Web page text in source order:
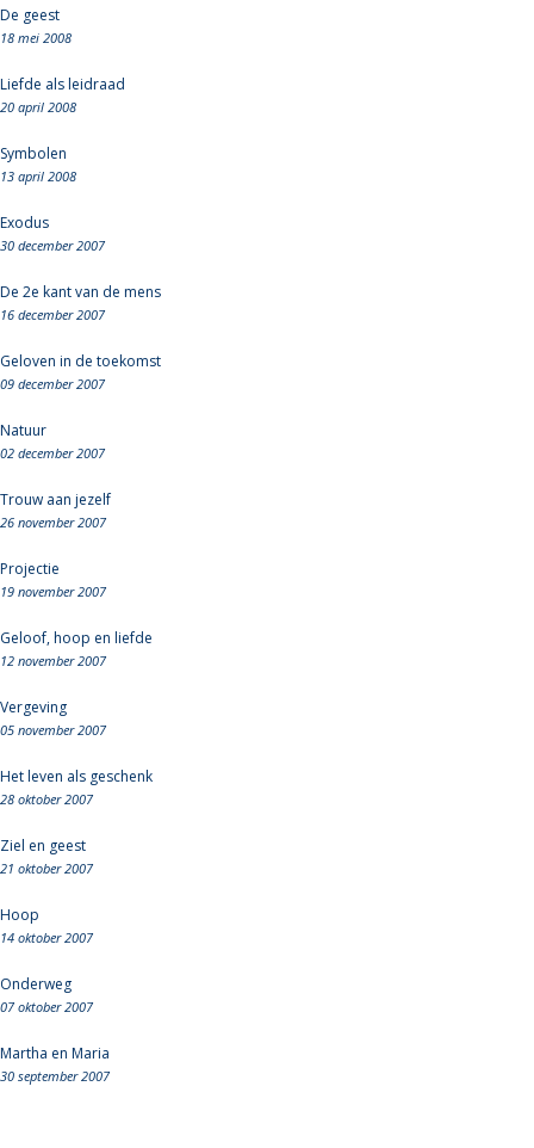
De geest
18 mei 2008
Liefde als leidraad
20 april 2008
Symbolen
13 april 2008
Exodus
30 december 2007
De 2e kant van de mens
16 december 2007
Geloven in de toekomst
09 december 2007
Natuur
02 december 2007
Trouw aan jezelf
26 november 2007
Projectie
19 november 2007
Geloof, hoop en liefde
12 november 2007
Vergeving
05 november 2007
Het leven als geschenk
28 oktober 2007
Ziel en geest
21 oktober 2007
Hoop
14 oktober 2007
Onderweg
07 oktober 2007
Martha en Maria
30 september 2007